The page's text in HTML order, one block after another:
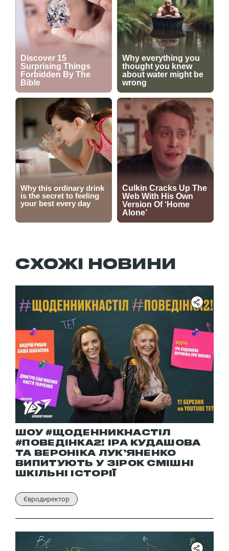
СХОЖІ НОВИНИ
ШОУ #ЩОДЕННИКНАСТІЛ
#ПОВЕДІНКА2! ІРА КУДАШОВА
ТА ВЕРОНІКА ЛУК’ЯНЕНКО
ВИПИТУЮТЬ У ЗІРОК СМІШНІ
ШКІЛЬНІ ІСТОРІЇ
Євродиректор